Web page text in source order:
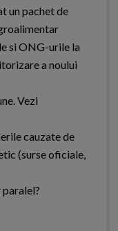
un pachet de
si ONG-urile la
a noului
Vezi
cauzate de
(surse oficiale,